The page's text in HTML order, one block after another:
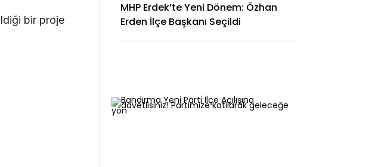
bir proje
MHP Erdek’te Yeni Dönem: Özhan
Erden İlçe Başkanı Seçildi